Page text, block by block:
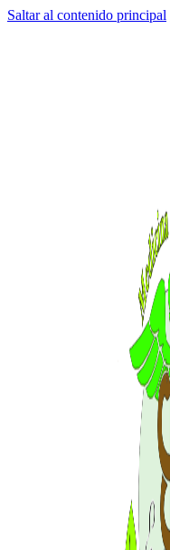
Saltar al contenido principal